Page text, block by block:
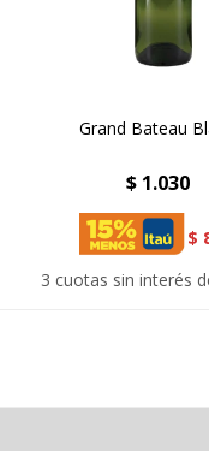
Grand Bateau
$ 1.030
$
3 cuotas sin interés